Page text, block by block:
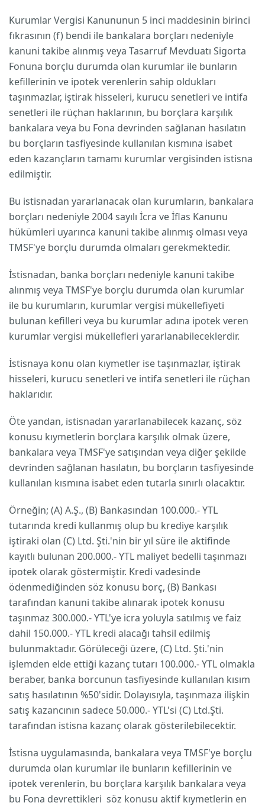
Kurumlar Vergisi Kanununun 5 inci maddesinin birinci
fıkrasının (f) bendi ile bankalara borçları nedeniyle
kanuni takibe alınmış veya Tasarruf Mevduatı Sigorta
Fonuna borçlu durumda olan kurumlar ile bunların
kefillerinin ve ipotek verenlerin sahip oldukları
taşınmazlar, iştirak hisseleri, kurucu senetleri ve intifa
senetleri ile rüçhan haklarının, bu borçlara karşılık
bankalara veya bu Fona devrinden sağlanan hasılatın
bu borçların tasfiyesinde kullanılan kısmına isabet
eden kazançların tamamı kurumlar vergisinden istisna
edilmiştir.
Bu istisnadan yararlanacak olan kurumların, bankalara
borçları nedeniyle 2004 sayılı İcra ve İflas Kanunu
hükümleri uyarınca kanuni takibe alınmış olması veya
TMSF'ye borçlu durumda olmaları gerekmektedir.
İstisnadan, banka borçları nedeniyle kanuni takibe
alınmış veya TMSF'ye borçlu durumda olan kurumlar
ile bu kurumların, kurumlar vergisi mükellefiyeti
bulunan kefilleri veya bu kurumlar adına ipotek veren
kurumlar vergisi mükellefleri yararlanabileceklerdir.
İstisnaya konu olan kıymetler ise taşınmazlar, iştirak
hisseleri, kurucu senetleri ve intifa senetleri ile rüçhan
haklarıdır.
Öte yandan, istisnadan yararlanabilecek kazanç, söz
konusu kıymetlerin borçlara karşılık olmak üzere,
bankalara veya TMSF'ye satışından veya diğer şekilde
devrinden sağlanan hasılatın, bu borçların tasfiyesinde
kullanılan kısmına isabet eden tutarla sınırlı olacaktır.
Örneğin; (A) A.Ş., (B) Bankasından 100.000.- YTL
tutarında kredi kullanmış olup bu krediye karşılık
iştiraki olan (C) Ltd. Şti.'nin bir yıl süre ile aktifinde
kayıtlı bulunan 200.000.- YTL maliyet bedelli taşınmazı
ipotek olarak göstermiştir. Kredi vadesinde
ödenmediğinden söz konusu borç, (B) Bankası
tarafından kanuni takibe alınarak ipotek konusu
taşınmaz 300.000.- YTL'ye icra yoluyla satılmış ve faiz
dahil 150.000.- YTL kredi alacağı tahsil edilmiş
bulunmaktadır. Görüleceği üzere, (C) Ltd. Şti.'nin
işlemden elde ettiği kazanç tutarı 100.000.- YTL olmakla
beraber, banka borcunun tasfiyesinde kullanılan kısım
satış hasılatının %50'sidir. Dolayısıyla, taşınmaza ilişkin
satış kazancının sadece 50.000.- YTL'si (C) Ltd.Şti.
tarafından istisna kazanç olarak gösterilebilecektir.
İstisna uygulamasında, bankalara veya TMSF'ye borçlu
durumda olan kurumlar ile bunların kefillerinin ve
ipotek verenlerin, bu borçlara karşılık bankalara veya
bu Fona devrettikleri söz konusu aktif kıymetlerin en